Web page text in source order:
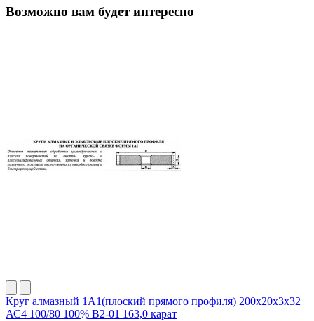
Возможно вам будет интересно
Круг алмазный 1А1(плоский прямого профиля) 200х20х3х32
АС4 100/80 100% В2-01 163,0 карат